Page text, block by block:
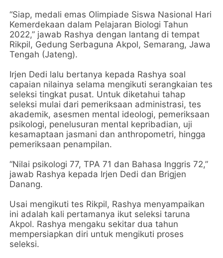
“Siap, medali emas Olimpiade Siswa Nasional Hari
Kemerdekaan dalam Pelajaran Biologi Tahun
2022,” jawab Rashya dengan lantang di tempat
Rikpil, Gedung Serbaguna Akpol, Semarang, Jawa
Tengah (Jateng).
Irjen Dedi lalu bertanya kepada Rashya soal
capaian nilainya selama mengikuti serangkaian tes
seleksi tingkat pusat. Untuk diketahui tahap
seleksi mulai dari pemeriksaan administrasi, tes
akademik, asesmen mental ideologi, pemeriksaan
psikologi, penelusuran mental kepribadian, uji
kesamaptaan jasmani dan anthropometri, hingga
pemeriksaan penampilan.
“Nilai psikologi 77, TPA 71 dan Bahasa Inggris 72,”
jawab Rashya kepada Irjen Dedi dan Brigjen
Danang.
Usai mengikuti tes Rikpil, Rashya menyampaikan
ini adalah kali pertamanya ikut seleksi taruna
Akpol. Rashya mengaku sekitar dua tahun
mempersiapkan diri untuk mengikuti proses
seleksi.